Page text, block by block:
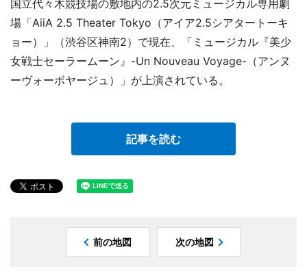
国立代々木競技場の敷地内の2.5次元ミュージカル専用劇
場「AiiA 2.5 Theater Tokyo（アイア2.5シアタートーキ
ョー）」（渋谷区神南2）で現在、「ミュージカル『美少
女戦士セーラームーン』-Un Nouveau Voyage-（アンヌ
ーヴォーボヤージュ）」が上演されている。
記事を読む
前の地図 次の地図